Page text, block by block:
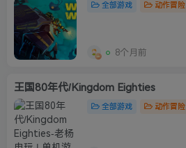
全部游戏 动作冒险
8个月前
王国80年代/Kingdom Eighties
全部游戏 动作冒险